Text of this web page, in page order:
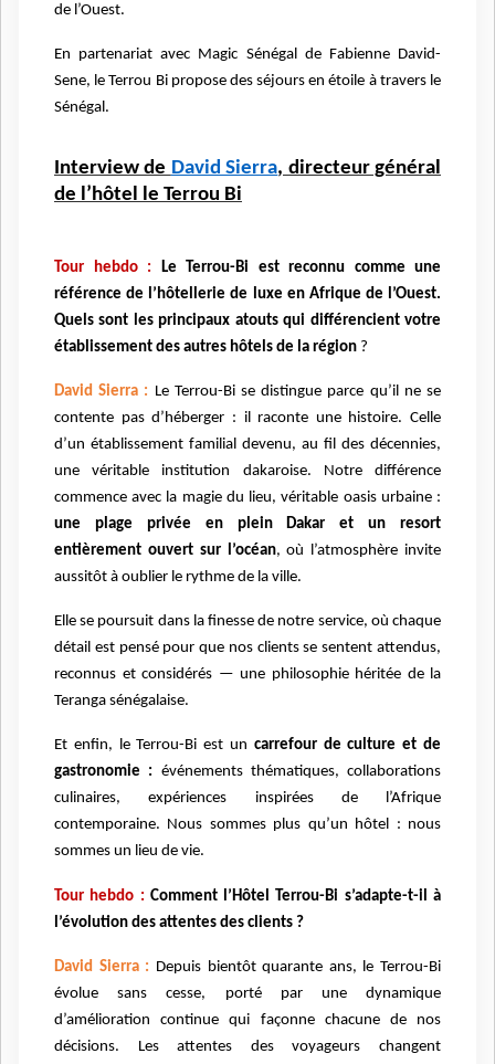
de l’Ouest.
En partenariat avec Magic Sénégal de Fabienne David-
Sene, le Terrou Bi propose des séjours en étoile à travers le
Sénégal.
Interview de David Sierra, directeur général
de l’hôtel le Terrou Bi
Tour hebdo :
Le Terrou-Bi est reconnu comme une
référence de l’hôtellerie de luxe en Afrique de l’Ouest.
Quels sont les principaux atouts qui différencient votre
établissement des autres hôtels de la région ?
David Sierra : Le Terrou-Bi se distingue parce qu’il ne se
contente pas d’héberger : il raconte une histoire. Celle
d’un établissement familial devenu, au fil des décennies,
une véritable institution dakaroise. Notre différence
commence avec la magie du lieu, véritable oasis urbaine :
une plage privée en plein Dakar et un resort
entièrement ouvert sur l’océan, où l’atmosphère invite
aussitôt à oublier le rythme de la ville.
Elle se poursuit dans la finesse de notre service, où chaque
détail est pensé pour que nos clients se sentent attendus,
reconnus et considérés — une philosophie héritée de la
Teranga sénégalaise.
Et enfin, le Terrou-Bi est un carrefour de culture et de
gastronomie : événements thématiques, collaborations
culinaires, expériences inspirées de l’Afrique
contemporaine. Nous sommes plus qu’un hôtel : nous
sommes un lieu de vie.
Tour hebdo : Comment l’Hôtel Terrou-Bi s’adapte-t-il à
l’évolution des attentes des clients ?
David Sierra : Depuis bientôt quarante ans, le Terrou-Bi
évolue sans cesse, porté par une dynamique
d’amélioration continue qui façonne chacune de nos
décisions. Les attentes des voyageurs changent